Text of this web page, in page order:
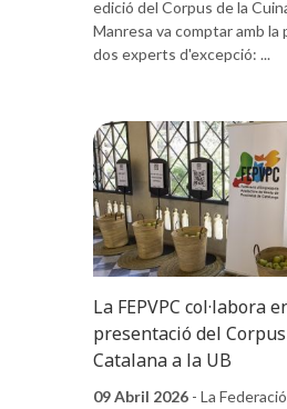
edició del Corpus de la
Manresa va comptar amb la
dos experts d'excepció: ...
La FEPVPC col·labora
presentació del
Catalana a la UB
09 Abril 2026 - La